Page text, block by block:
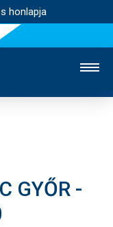
honlapja
STADION
GYŐR -